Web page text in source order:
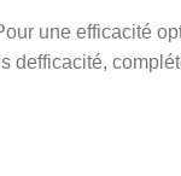
une efficacité
defficacité,